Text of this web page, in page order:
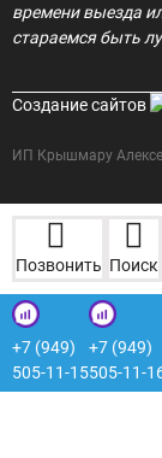
времени выезда
стараемся быть
Создание сайтов
ИП Крышмару
Позвонить Поиск
+7 (949)
505-11-15
+7 (949)
505-11-